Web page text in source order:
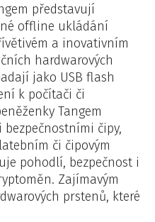
představují
offline ukládání
a inovativním
hardwarových
jako USB flash
k počítači či
Tangem
čipy,
či čipovým
pohodlí, bezpečnost i
Zajímavým
prstenů, které